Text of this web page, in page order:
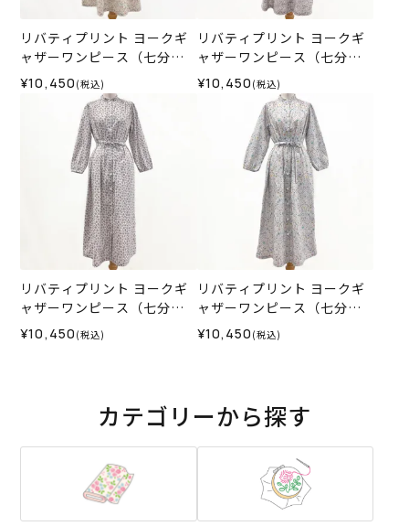
リバティプリント ヨークギ
ャザーワンピース（七分
袖）＜Mサイズ＞35H
¥10,450 (税込)
リバティプリント ヨークギ
ャザーワンピース（七分
袖）＜Mサイズ＞35L
¥10,450 (税込)
リバティプリント ヨークギ
ャザーワンピース（七分
袖）＜Mサイズ＞35I
¥10,450 (税込)
リバティプリント ヨークギ
ャザーワンピース（七分
袖）＜Mサイズ＞35M
¥10,450 (税込)
カテゴリーから探す